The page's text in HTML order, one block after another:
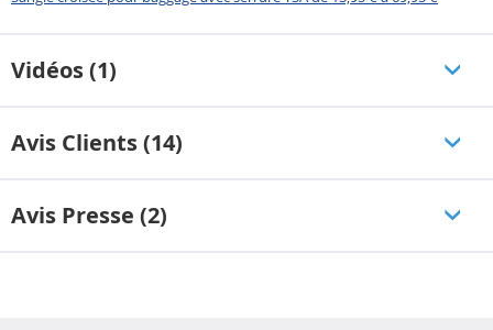
Vidéos (1)
Avis Clients (14)
Avis Presse (2)